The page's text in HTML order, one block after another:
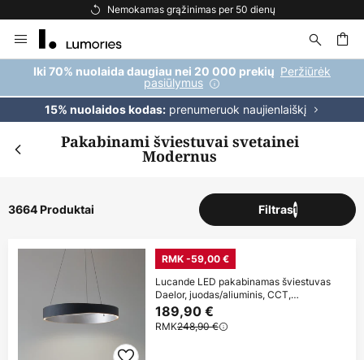
Nemokamas pristatymas užsakymams, viršijantiems 69 €
to
Content
Iki 70% nuolaida daugiau nei 20 000 prekių Peržiūrėk
pasiūlymus
15% nuolaidos kodas:prenumeruok naujienlaiškį
Pakabinami šviestuvai svetainei
Modernus
3664 Produktai Filtras1
RMK -59,00 €
Lucande LED pakabinamas šviestuvas
Daelor, juodas/aliuminis, CCT,
reguliuojamas
189,90 €
RMK248,90 €